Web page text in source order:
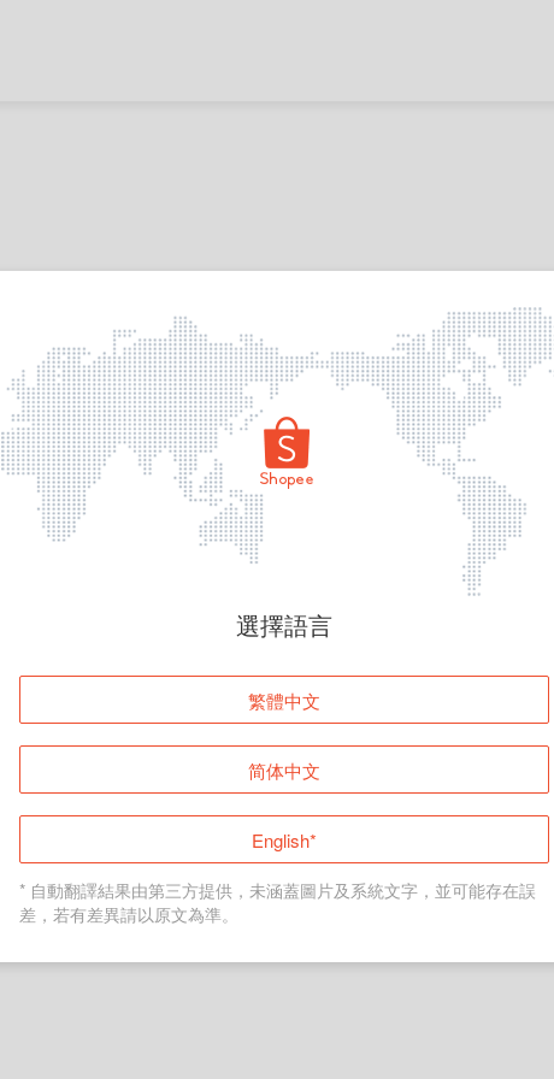
頁面無法顯示
登入
返回首頁
選擇語言
繁體中文
简体中文
English*
* 自動翻譯結果由第三方提供，未涵蓋圖片及系統文字，並可能存在誤
差，若有差異請以原文為準。